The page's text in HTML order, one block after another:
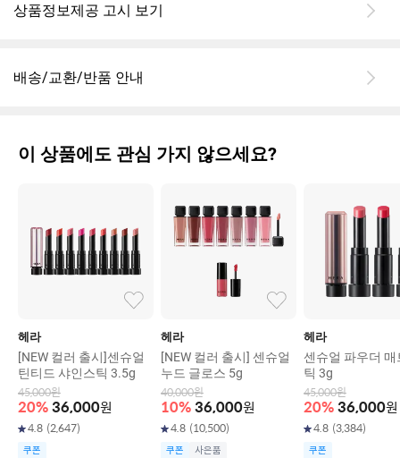
상품정보제공 고시 보기
배송/교환/반품 안내
이 상품에도 관심 가지 않으세요?
헤라
[NEW 컬러 출시]센슈얼
틴티드 샤인스틱 3.5g
45,000원
20% 36,000원
4.8 (2,647)
쿠폰
헤라
[NEW 컬러 출시] 센슈얼
누드 글로스 5g
40,000원
10% 36,000원
4.8 (10,500)
쿠폰 사은품
헤라
센슈얼 파우더 매
틱 3g
45,000원
20% 36,000원
4.8 (3,384)
쿠폰